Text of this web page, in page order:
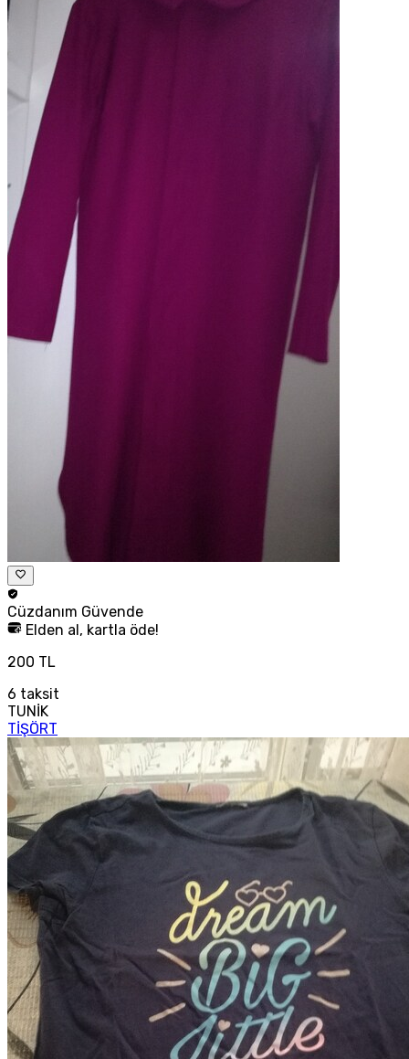
Cüzdanım Güvende
Elden al, kartla öde!
200 TL
6 taksit
TUNİK
TİŞÖRT